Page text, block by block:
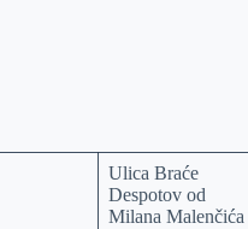
Ulica Braće
Despotov od
Milana Malenčića